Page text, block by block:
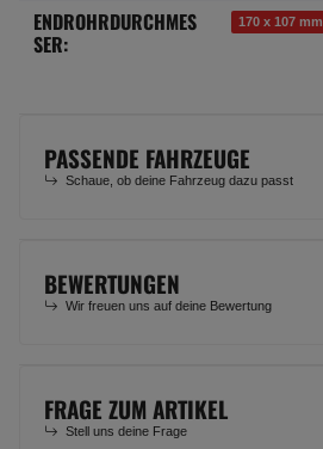
ENDROHRDURCHMES
SER:
170 x 107 mm
PASSENDE FAHRZEUGE
Schaue, ob deine Fahrzeug dazu passt
BEWERTUNGEN
Wir freuen uns auf deine Bewertung
FRAGE ZUM ARTIKEL
Stell uns deine Frage